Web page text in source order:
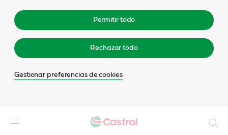
Permitir todo
Rechazar todo
Gestionar preferencias de cookies